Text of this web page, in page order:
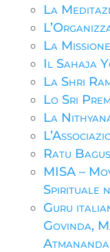
La
La
Il Sahaja
La Shri
Lo Sri
La
Ratu
MISA –
Spirituale
Guru
Govinda,
Atmananda